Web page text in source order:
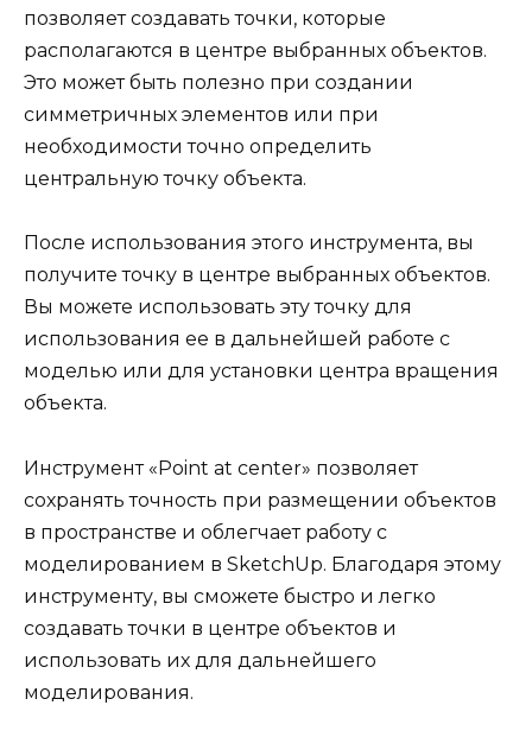
позволяет создавать точки, которые
располагаются в центре выбранных объектов.
Это может быть полезно при создании
симметричных элементов или при
необходимости точно определить
центральную точку объекта.
После использования этого инструмента, вы
получите точку в центре выбранных объектов.
Вы можете использовать эту точку для
использования ее в дальнейшей работе с
моделью или для установки центра вращения
объекта.
Инструмент «Point at center» позволяет
сохранять точность при размещении объектов
в пространстве и облегчает работу с
моделированием в SketchUp. Благодаря этому
инструменту, вы сможете быстро и легко
создавать точки в центре объектов и
использовать их для дальнейшего
моделирования.